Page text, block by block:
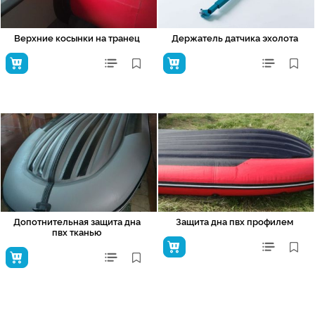
Верхние косынки на транец Держатель датчика эхолота
Допотнительная защита дна
пвх тканью
Защита дна пвх профилем